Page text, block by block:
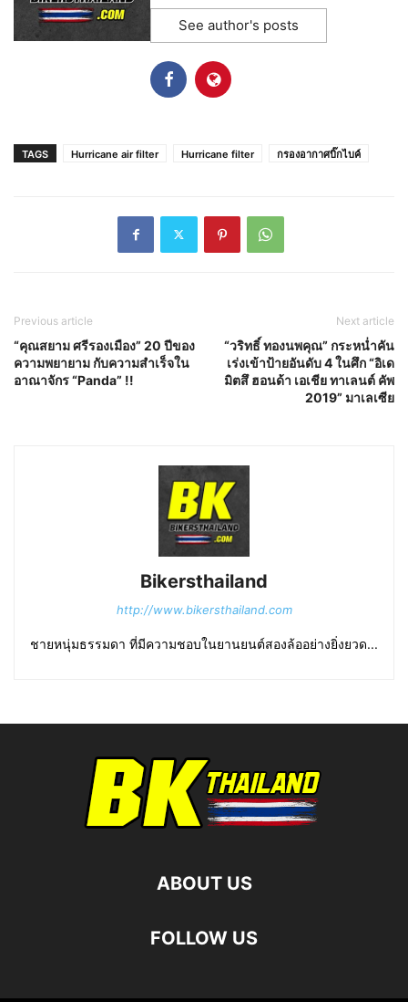
See author's posts
TAGS Hurricane air filter Hurricane filter กรองอากาศบิ๊กไบค์
Previous article
“คุณสยาม ศรีรองเมือง” 20 ปีของ
ความพยายาม กับความสำเร็จใน
อาณาจักร “Panda” !!
Next article
“วริทธิ์ ทองนพคุณ” กระหน่ำคัน
เร่งเข้าป้ายอันดับ 4 ในศึก “อิเด
มิตสึ ฮอนด้า เอเชีย ทาเลนต์ คัพ
2019” มาเลเซีย
Bikersthailand
http://www.bikersthailand.com
ชายหนุ่มธรรมดา ที่มีความชอบในยานยนต์สองล้ออย่างยิ่งยวด...
ABOUT US
FOLLOW US